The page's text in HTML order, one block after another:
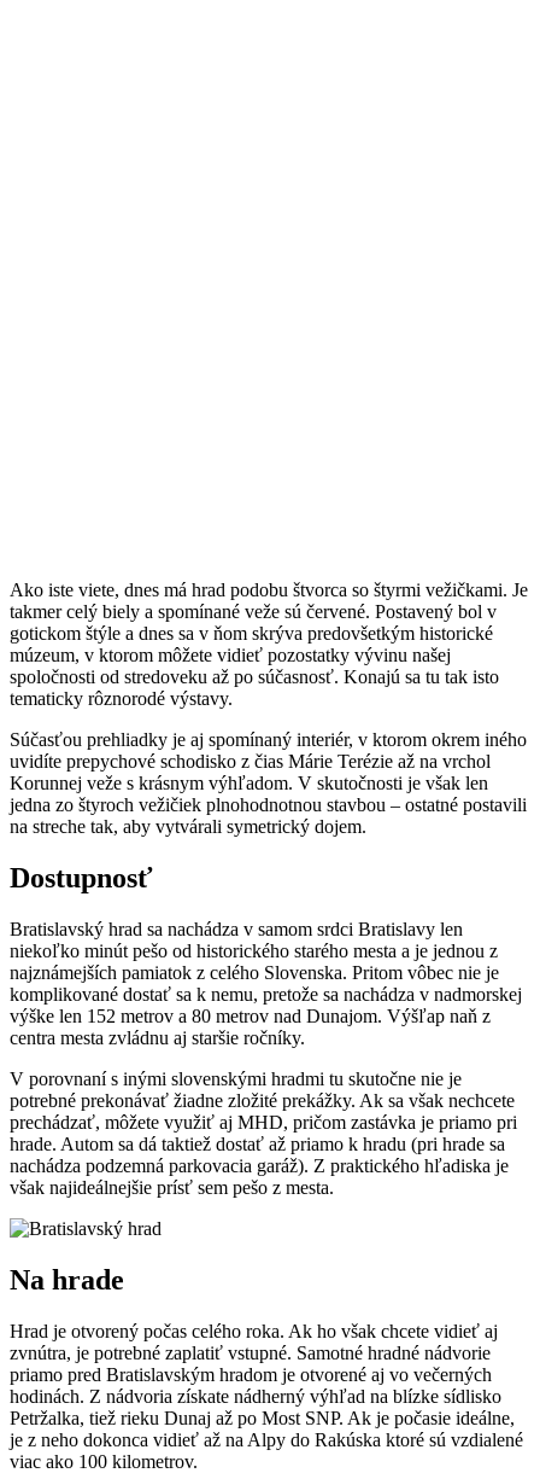
Ako iste viete, dnes má hrad podobu štvorca so štyrmi vežičkami. Je
takmer celý biely a spomínané veže sú červené. Postavený bol v
gotickom štýle a dnes sa v ňom skrýva predovšetkým historické
múzeum, v ktorom môžete vidieť pozostatky vývinu našej
spoločnosti od stredoveku až po súčasnosť. Konajú sa tu tak isto
tematicky rôznorodé výstavy.
Súčasťou prehliadky je aj spomínaný interiér, v ktorom okrem iného
uvidíte prepychové schodisko z čias Márie Terézie až na vrchol
Korunnej veže s krásnym výhľadom. V skutočnosti je však len
jedna zo štyroch vežičiek plnohodnotnou stavbou – ostatné postavili
na streche tak, aby vytvárali symetrický dojem.
Dostupnosť
Bratislavský hrad sa nachádza v samom srdci Bratislavy len
niekoľko minút pešo od historického starého mesta a je jednou z
najznámejších pamiatok z celého Slovenska. Pritom vôbec nie je
komplikované dostať sa k nemu, pretože sa nachádza v nadmorskej
výške len 152 metrov a 80 metrov nad Dunajom. Výšľap naň z
centra mesta zvládnu aj staršie ročníky.
V porovnaní s inými slovenskými hradmi tu skutočne nie je
potrebné prekonávať žiadne zložité prekážky. Ak sa však nechcete
prechádzať, môžete využiť aj MHD, pričom zastávka je priamo pri
hrade. Autom sa dá taktiež dostať až priamo k hradu (pri hrade sa
nachádza podzemná parkovacia garáž). Z praktického hľadiska je
však najideálnejšie prísť sem pešo z mesta.
Na hrade
Hrad je otvorený počas celého roka. Ak ho však chcete vidieť aj
zvnútra, je potrebné zaplatiť vstupné. Samotné hradné nádvorie
priamo pred Bratislavským hradom je otvorené aj vo večerných
hodinách. Z nádvoria získate nádherný výhľad na blízke sídlisko
Petržalka, tiež rieku Dunaj až po Most SNP. Ak je počasie ideálne,
je z neho dokonca vidieť až na Alpy do Rakúska ktoré sú vzdialené
viac ako 100 kilometrov.